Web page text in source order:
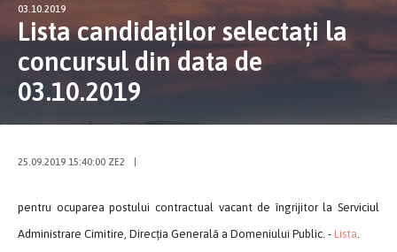
03.10.2019
Lista candidaților selectați la
concursul din data de
03.10.2019
25.09.2019 15:40:00 ZE2
pentru ocuparea postului contractual vacant de îngrijitor la Serviciul
Administrare Cimitire, Direcția Generală a Domeniului Public. - Lista